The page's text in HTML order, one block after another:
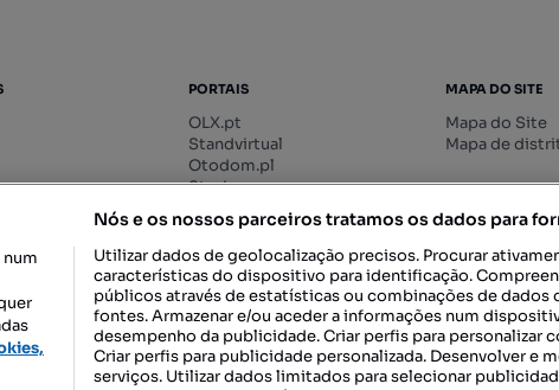
PORTAIS
OLX.pt
Standvirtual
Otodom.pl
Storia.ro
MAPA DO SITE
Mapa do Site
Mapa de
DESCARREGAR NA:
Nós e os nossos parceiros tratamos os dados para
Utilizar dados de geolocalização precisos. Procurar
características do dispositivo para identificação.
públicos através de estatísticas ou combinações de dados
fontes. Armazenar e/ou aceder a informações num
desempenho da publicidade. Criar perfis para personalizar
Criar perfis para publicidade personalizada. Desenvolver e
serviços. Utilizar dados limitados para selecionar